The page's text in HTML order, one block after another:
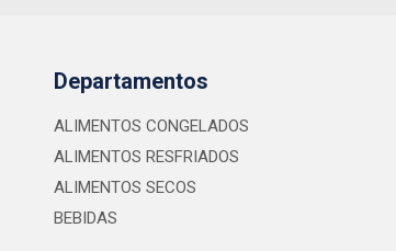
Departamentos
ALIMENTOS CONGELADOS
ALIMENTOS RESFRIADOS
ALIMENTOS SECOS
BEBIDAS